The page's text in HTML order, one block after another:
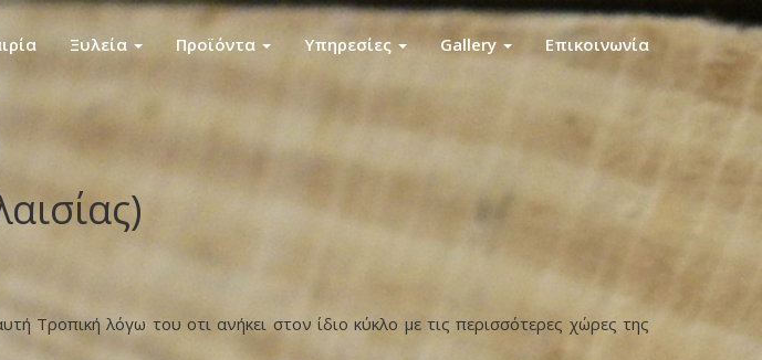
Ξυλεία Προϊόντα Υπηρεσίες Gallery Επικοινωνία
Τροπική λόγω του οτι ανήκει στον ίδιο κύκλο με τις περισσότερες χώρες της